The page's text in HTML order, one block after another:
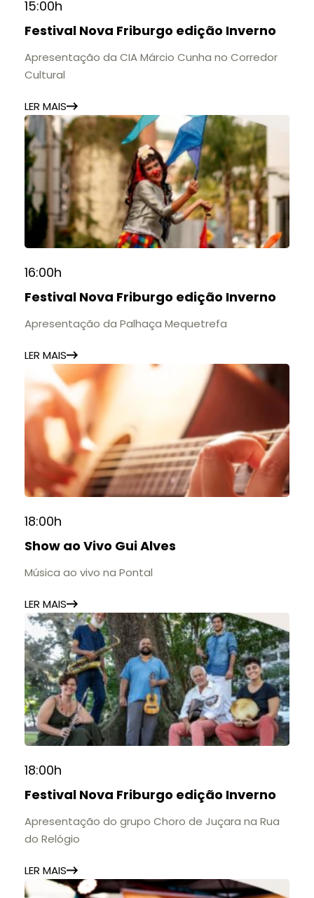
15:00h
Festival Nova Friburgo edição Inverno
Apresentação da CIA Márcio Cunha no Corredor
Cultural
LER MAIS
16:00h
Festival Nova Friburgo edição Inverno
Apresentação da Palhaça Mequetrefa
LER MAIS
18:00h
Show ao Vivo Gui Alves
Música ao vivo na Pontal
LER MAIS
18:00h
Festival Nova Friburgo edição Inverno
Apresentação do grupo Choro de Juçara na Rua
do Relógio
LER MAIS